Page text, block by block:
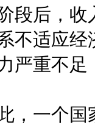
段后，
不适应经
严重不足
一个国家